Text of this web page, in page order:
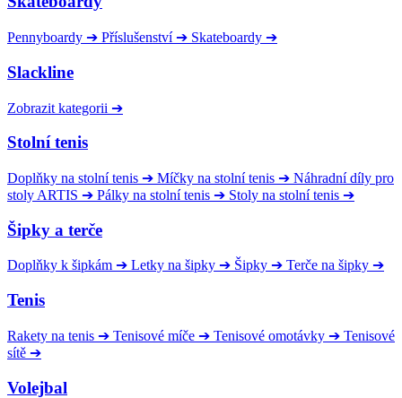
Pennyboardy ➔ Příslušenství ➔ Skateboardy ➔
Slackline
Zobrazit kategorii ➔
Stolní tenis
Doplňky na stolní tenis ➔ Míčky na stolní tenis ➔ Náhradní díly pro
stoly ARTIS ➔ Pálky na stolní tenis ➔ Stoly na stolní tenis ➔
Šipky a terče
Doplňky k šipkám ➔ Letky na šipky ➔ Šipky ➔ Terče na šipky ➔
Tenis
Rakety na tenis ➔ Tenisové míče ➔ Tenisové omotávky ➔ Tenisové
sítě ➔
Volejbal